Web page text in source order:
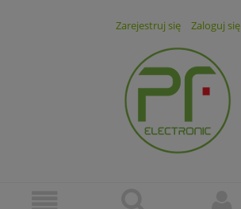
Zarejestruj się Zaloguj się